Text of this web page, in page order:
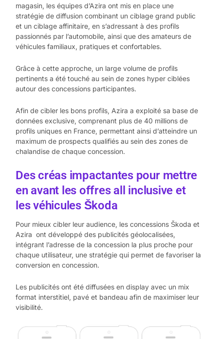
magasin, les équipes d’Azira ont mis en place une
stratégie de diffusion combinant un ciblage grand public
et un ciblage affinitaire, en s’adressant à des profils
passionnés par l’automobile, ainsi que des amateurs de
véhicules familiaux, pratiques et confortables.
Grâce à cette approche, un large volume de profils
pertinents a été touché au sein de zones hyper ciblées
autour des concessions participantes.
Afin de cibler les bons profils, Azira a exploité sa base de
données exclusive, comprenant plus de 40 millions de
profils uniques en France, permettant ainsi d’atteindre un
maximum de prospects qualifiés au sein des zones de
chalandise de chaque concession.
Des créas impactantes pour mettre
en avant les offres all inclusive et
les véhicules Škoda
Pour mieux cibler leur audience, les concessions Škoda et
Azira ont développé des publicités géolocalisées,
intégrant l’adresse de la concession la plus proche pour
chaque utilisateur, une stratégie qui permet de favoriser la
conversion en concession.
Les publicités ont été diffusées en display avec un mix
format interstitiel, pavé et bandeau afin de maximiser leur
visibilité.